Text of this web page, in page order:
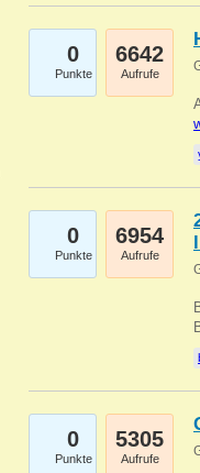
0
Punkte
6642
Aufrufe
0
Punkte
6954
Aufrufe
0
Punkte
5305
Aufrufe